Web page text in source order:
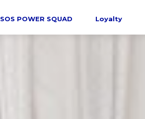
SOS POWER SQUAD Loyalty